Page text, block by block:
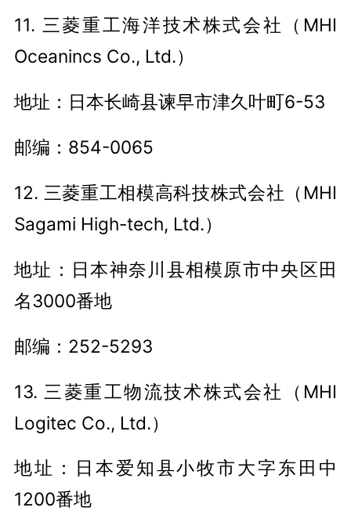
11. 三菱重工海洋技术株式会社（MHI
Oceanincs Co., Ltd.）
地址：日本长崎县谏早市津久叶町6-53
邮编：854-0065
12. 三菱重工相模高科技株式会社（MHI
Sagami High-tech, Ltd.）
地址：日本神奈川县相模原市中央区田
名3000番地
邮编：252-5293
13. 三菱重工物流技术株式会社（MHI
Logitec Co., Ltd.）
地址：日本爱知县小牧市大字东田中
1200番地